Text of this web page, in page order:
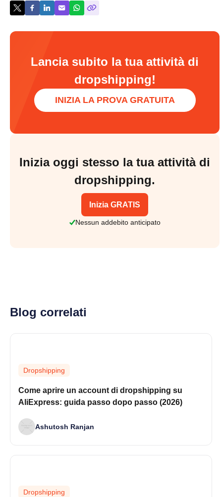
Lancia subito la tua attività di
dropshipping!
INIZIA LA PROVA GRATUITA
Inizia oggi stesso la tua attività di
dropshipping.
Inizia GRATIS
Nessun addebito anticipato
Blog correlati
Dropshipping
Come aprire un account di dropshipping su
AliExpress: guida passo dopo passo (2026)
Ashutosh Ranjan
Dropshipping